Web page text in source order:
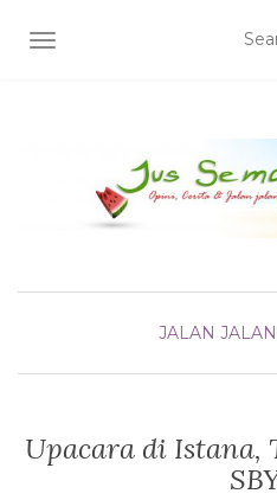
TOGGLE NAVIGATION
JALAN JALAN
Upacara di Istana,